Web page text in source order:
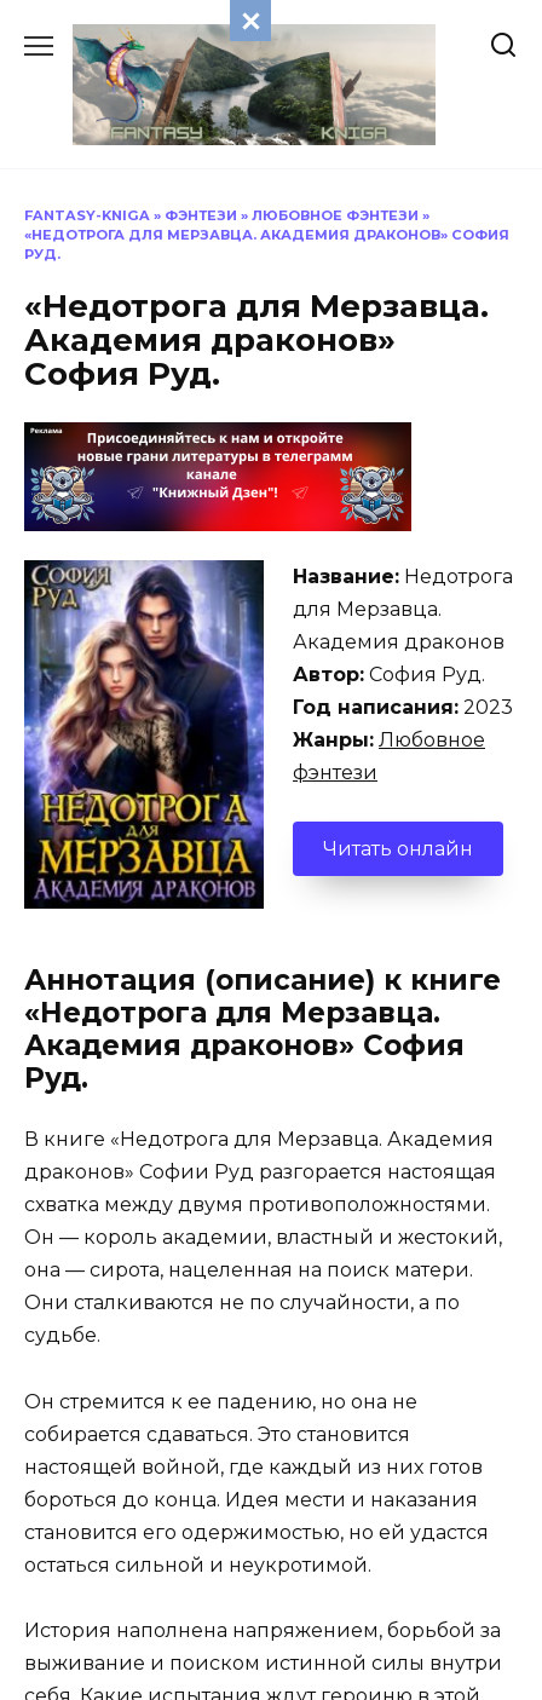
содержанию
FANTASY-KNIGA » ФЭНТЕЗИ » ЛЮБОВНОЕ ФЭНТЕЗИ »
«НЕДОТРОГА ДЛЯ МЕРЗАВЦА. АКАДЕМИЯ ДРАКОНОВ» СОФИЯ
РУД.
«Недотрога для Мерзавца.
Академия драконов»
София Руд.
Название: Недотрога
для Мерзавца.
Академия драконов
Автор: София Руд.
Год написания: 2023
Жанры: Любовное
фэнтези
Читать онлайн
Аннотация (описание) к книге
«Недотрога для Мерзавца.
Академия драконов» София
Руд.
В книге «Недотрога для Мерзавца. Академия
драконов» Софии Руд разгорается настоящая
схватка между двумя противоположностями.
Он — король академии, властный и жестокий,
она — сирота, нацеленная на поиск матери.
Они сталкиваются не по случайности, а по
судьбе.
Он стремится к ее падению, но она не
собирается сдаваться. Это становится
настоящей войной, где каждый из них готов
бороться до конца. Идея мести и наказания
становится его одержимостью, но ей удастся
остаться сильной и неукротимой.
История наполнена напряжением, борьбой за
выживание и поиском истинной силы внутри